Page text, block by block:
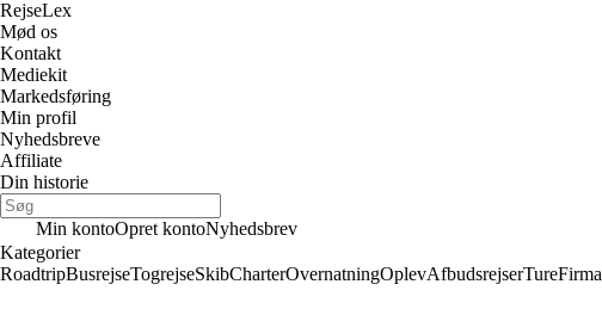
RejseLex
Mød os
Kontakt
Mediekit
Markedsføring
Min profil
Nyhedsbreve
Affiliate
Din historie
Min kontoOpret kontoNyhedsbrev
Kategorier
RoadtripBusrejseTogrejseSkibCharterOvernatningOplevAfbudsrejserTureFirma